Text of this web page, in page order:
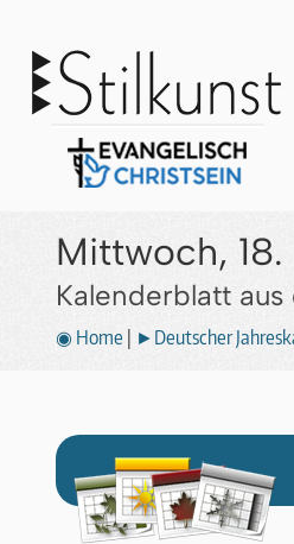
Mittwoch,
Kalenderblatt
◉ Home ►Deutscher